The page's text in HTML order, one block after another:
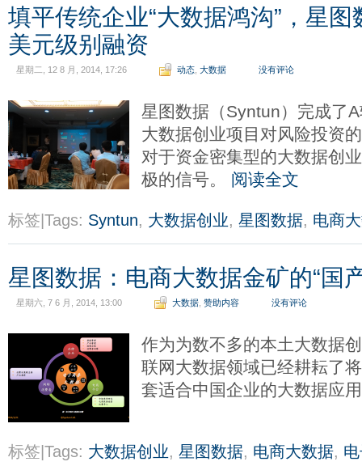
填平传统企业“大数据鸿沟”，星
美元级别融资
星期二, 12 8 月, 2014, 17:26 动态 大数据 没有评论
星图数据（Syntun）完成了
大数据创业项目对风险投资
对于资金密集型的大数据创
极的信号。 阅读全文
标签|Tags: Syntun, 大数据创业, 星图数据, 电商
星图数据：电商大数据金矿的“国
星期六, 7 6 月, 2014, 13:00 大数据 赞助内容 没有评论
作为为数不多的本土大数据
联网大数据领域已经耕耘了
套适合中国企业的大数据应
标签|Tags: 大数据创业, 星图数据, 电商大数据,